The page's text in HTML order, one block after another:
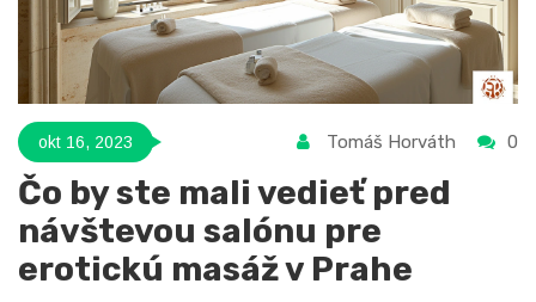
okt 16, 2023 Tomáš Horváth 0
Čo by ste mali vedieť pred
návštevou salónu pre
erotickú masáž v Prahe